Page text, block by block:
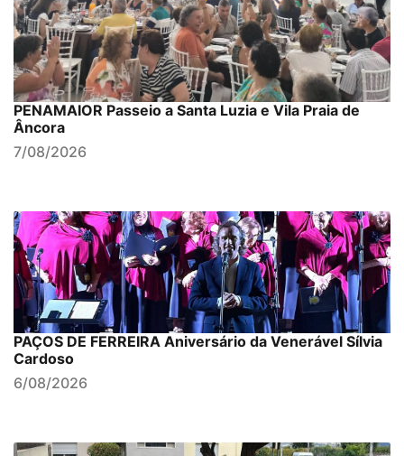
PENAMAIOR Passeio a Santa Luzia e Vila Praia de
Âncora
7/08/2026
PAÇOS DE FERREIRA Aniversário da Venerável Sílvia
Cardoso
6/08/2026